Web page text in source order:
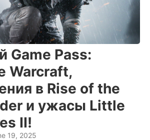
Game Pass:
Warcraft,
в Rise of the
и ужасы Little
II!
19, 2025